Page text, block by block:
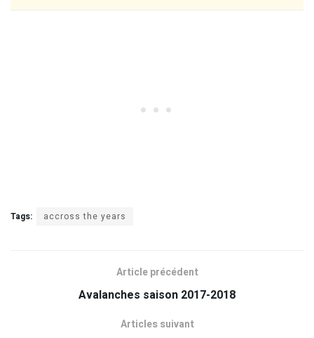
Tags: accross the years
Article précédent
Avalanches saison 2017-2018
Articles suivant